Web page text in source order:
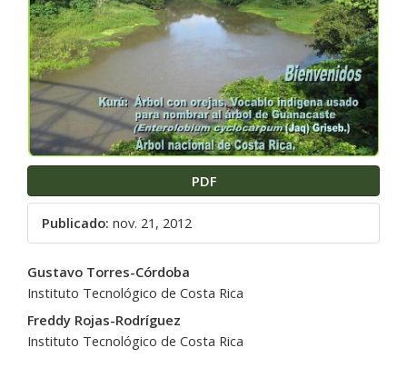
PDF
Publicado: nov. 21, 2012
Contenido
principal
artículo
Gustavo Torres-Córdoba
Instituto Tecnológico de Costa Rica
Freddy Rojas-Rodríguez
Instituto Tecnológico de Costa Rica